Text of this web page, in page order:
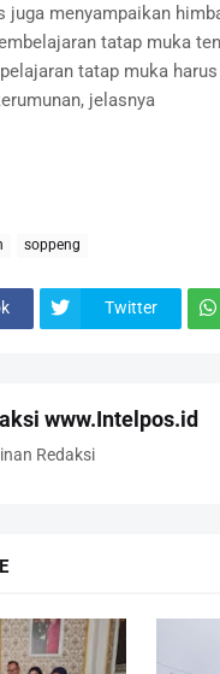
juga menyampaikan
tatap muka
tatap muka
jelasnya
soppeng
Twitter
www.Intelpos.id
Redaksi